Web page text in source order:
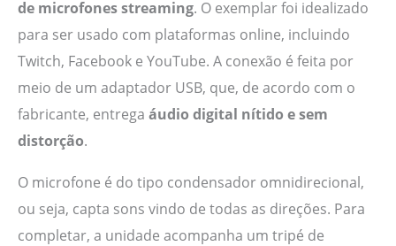
de microfones streaming. O exemplar foi idealizado
para ser usado com plataformas online, incluindo
Twitch, Facebook e YouTube. A conexão é feita por
meio de um adaptador USB, que, de acordo com o
fabricante, entrega áudio digital nítido e sem
distorção.
O microfone é do tipo condensador omnidirecional,
ou seja, capta sons vindo de todas as direções. Para
completar, a unidade acompanha um tripé de